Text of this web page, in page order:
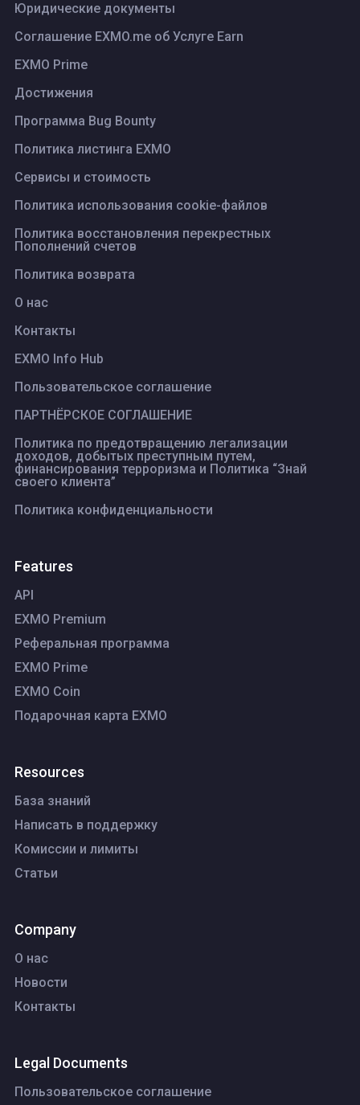
Юридические документы
Соглашение EXMO.me об Услуге Earn
EXMO Prime
Достижения
Программа Bug Bounty
Политика листинга ЕХМО
Сервисы и стоимость
Политика использования cookie-файлов
Политика восстановления перекрестных
Пополнений счетов
Политика возврата
О нас
Контакты
EXMO Info Hub
Пользовательское соглашение
ПАРТНЁРСКОЕ СОГЛАШЕНИЕ
Политика по предотвращению легализации
доходов, добытых преступным путем,
финансирования терроризма и Политика “Знай
своего клиента”
Политика конфиденциальности
Features
API
EXMO Premium
Реферальная программа
EXMO Prime
EXMO Coin
Подарочная карта EXMO
Resources
База знаний
Написать в поддержку
Комиссии и лимиты
Статьи
Company
О нас
Новости
Контакты
Legal Documents
Пользовательское соглашение